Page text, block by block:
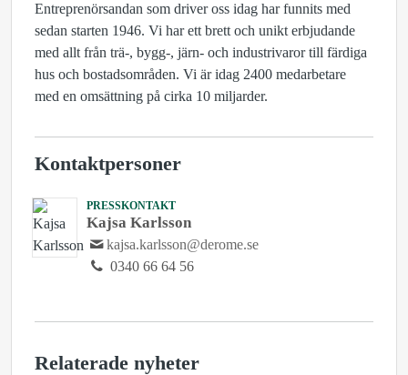
Entreprenörsandan som driver oss idag har funnits med
sedan starten 1946. Vi har ett brett och unikt erbjudande
med allt från trä-, bygg-, järn- och industrivaror till färdiga
hus och bostadsområden. Vi är idag 2400 medarbetare
med en omsättning på cirka 10 miljarder.
Kontaktpersoner
PRESSKONTAKT
Kajsa Karlsson
kajsa.karlsson@derome.se
0340 66 64 56
Relaterade nyheter